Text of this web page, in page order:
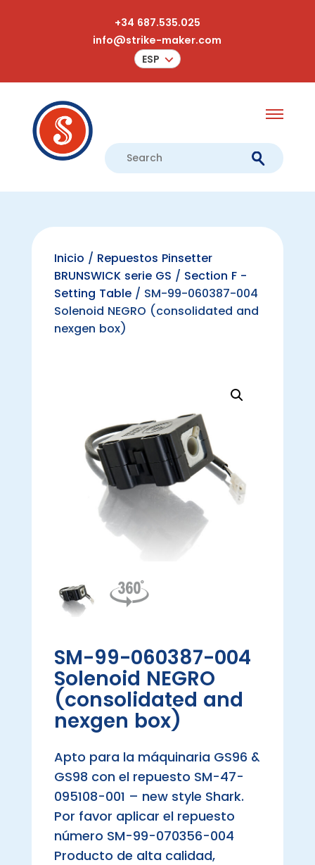
+34 687.535.025
info@strike-maker.com
ESP
Inicio / Repuestos Pinsetter
BRUNSWICK serie GS / Section F -
Setting Table/ SM-99-060387-004
Solenoid NEGRO (consolidated and
nexgen box)
SM-99-060387-004
Solenoid NEGRO
(consolidated and
nexgen box)
Apto para la máquinaria GS96 &
GS98 con el repuesto SM-47-
095108-001 – new style Shark.
Por favor aplicar el repuesto
número SM-99-070356-004
Producto de alta calidad,